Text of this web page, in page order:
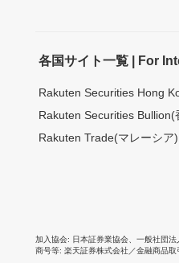
各国サイト一覧 | For
Rakuten Securities Hong
Rakuten Securities Bullion(
Rakuten Trade(マレーシア)
加入協会 日本証券業協会 一般社団法
商号等 楽天証券株式会社／金融商品